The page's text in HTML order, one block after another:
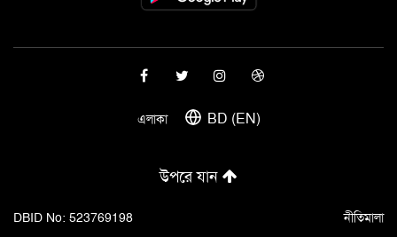
এলাকা BD (EN)
উপরে যান
DBID No: 523769198 নীতিমালা